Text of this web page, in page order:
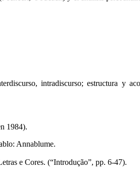
intradiscurso; estructura y
1984).
Annablume.
e Cores. (“Introdução”, pp. 6-47).